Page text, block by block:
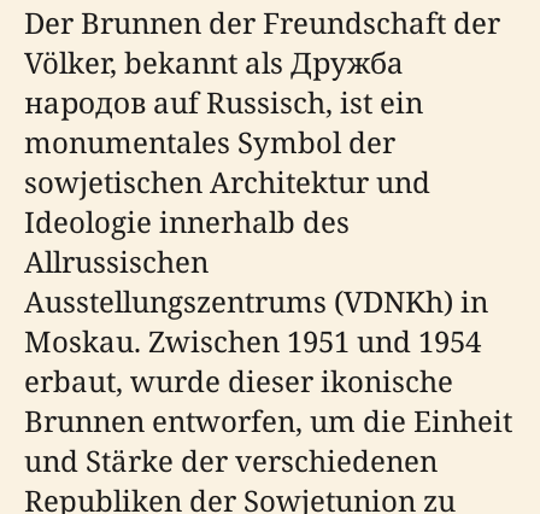
Der Brunnen der Freundschaft der
Völker, bekannt als Дружба
народов auf Russisch, ist ein
monumentales Symbol der
sowjetischen Architektur und
Ideologie innerhalb des
Allrussischen
Ausstellungszentrums (VDNKh) in
Moskau. Zwischen 1951 und 1954
erbaut, wurde dieser ikonische
Brunnen entworfen, um die Einheit
und Stärke der verschiedenen
Republiken der Sowjetunion zu